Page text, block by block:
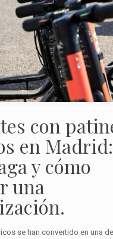
con
en Madrid:
y cómo
una
se han convertido en una